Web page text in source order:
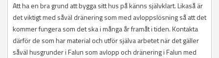
Att ha en bra grund att bygga sitt hus på känns självklart. Likaså är
det viktigt med såväl dränering som med avloppslösning så att det
kommer fungera som det ska i många år framåt i tiden. Kontakta
därför de som har material och utför själva arbetet när det gäller
såväl husgrunder i Falun som avlopp och dränering i Falun med